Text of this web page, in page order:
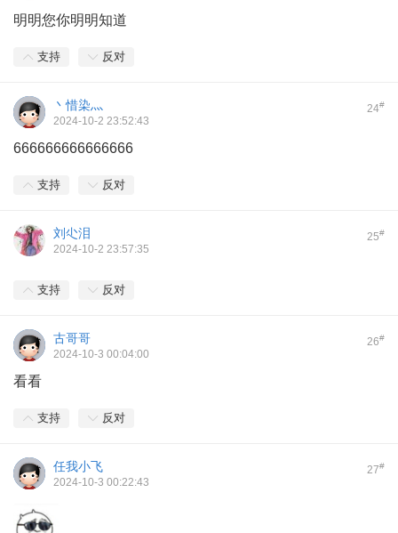
明明您你明明知道
支持 反对
24#
丶惜染灬
2024-10-2 23:52:43
666666666666666
支持 反对
25#
刘尐泪
2024-10-2 23:57:35
支持 反对
26#
古哥哥
2024-10-3 00:04:00
看看
支持 反对
27#
任我小飞
2024-10-3 00:22:43